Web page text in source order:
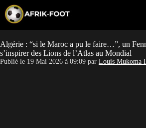
p
o
c
o
CAN
Algérie : “si le Maroc a pu le faire…”, un
s’inspirer des Lions de l’Atlas au Mondial
Publié le 19 Mai 2026 à 09:09 par Louis Mukoma